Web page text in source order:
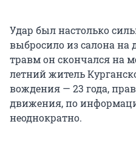
Удар был настолько
выбросило из салона на
травм он скончался на
летний житель
вождения — 23 года,
движения, по
неоднократно.